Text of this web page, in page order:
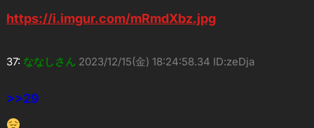
https://i.imgur.com/mRmdXbz.jpg
37: ななしさん 2023/12/15(金) 18:24:58.34 ID:zeDja
>>29